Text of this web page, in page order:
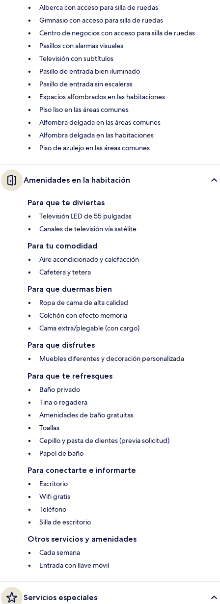
Alberca con acceso para silla de ruedas
Gimnasio con acceso para silla de ruedas
Centro de negocios con acceso para silla de ruedas
Pasillos con alarmas visuales
Televisión con subtítulos
Pasillo de entrada bien iluminado
Pasillo de entrada sin escaleras
Espacios alfombrados en las habitaciones
Piso liso en las áreas comunes
Alfombra delgada en las áreas comunes
Alfombra delgada en las habitaciones
Piso de azulejo en las áreas comunes
Amenidades en la habitación
Para que te diviertas
Televisión LED de 55 pulgadas
Canales de televisión vía satélite
Para tu comodidad
Aire acondicionado y calefacción
Cafetera y tetera
Para que duermas bien
Ropa de cama de alta calidad
Colchón con efecto memoria
Cama extra/plegable (con cargo)
Para que disfrutes
Muebles diferentes y decoración personalizada
Para que te refresques
Baño privado
Tina o regadera
Amenidades de baño gratuitas
Toallas
Cepillo y pasta de dientes (previa solicitud)
Papel de baño
Para conectarte e informarte
Escritorio
Wifi gratis
Teléfono
Silla de escritorio
Otros servicios y amenidades
Cada semana
Entrada con llave móvil
Servicios especiales